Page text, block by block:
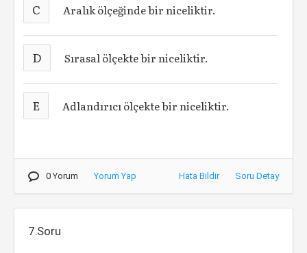
C Aralık ölçeğinde bir niceliktir.
D Sırasal ölçekte bir niceliktir.
E Adlandırıcı ölçekte bir niceliktir.
0 Yorum Yorum Yap Hata Bildir Soru Detay
7.Soru